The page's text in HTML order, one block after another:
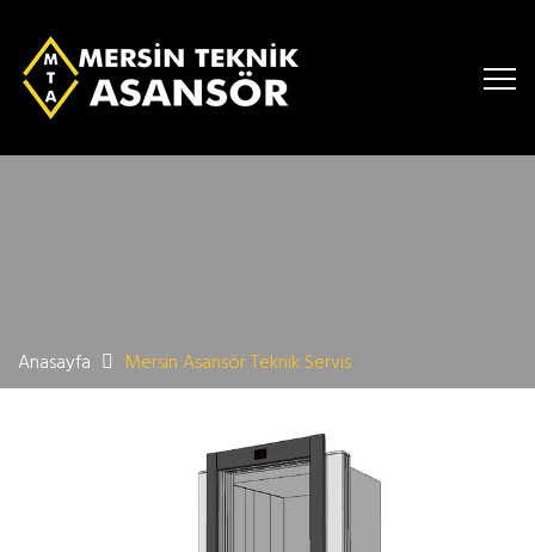
Anasayfa Mersin Asansör Teknik Servis